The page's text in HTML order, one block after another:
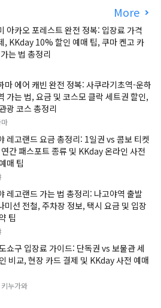
More
아카오 포레스트 완전 정복: 입장료 가격
, KKday 10% 할인 예매 팁, 쿠마 켄고 카
는 법 총정리
마 에어 캐빈 완전 정복: 사쿠라기초역-운하
가는 법, 요금 및 코스모 클락 세트권 할인,
광 코스 총정리
레고랜드 요금 총정리: 1일권 vs 콤보 티켓
간 패스포트 종류 및 KKday 온라인 사전
매 팁
레고랜드 가는 법 총정리: 나고야역 출발
미선 전철, 주차장 정보, 택시 요금 및 입장
팁
쇼구 입장료 가이드: 단독권 vs 보물관 세
비교, 현장 카드 결제 및 KKday 사전 예매
누가와